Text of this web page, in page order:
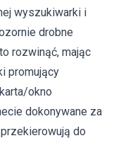
wyszukiwarki i
drobne
rozwinąć, mając
promujący
okno
dokonywane za
do